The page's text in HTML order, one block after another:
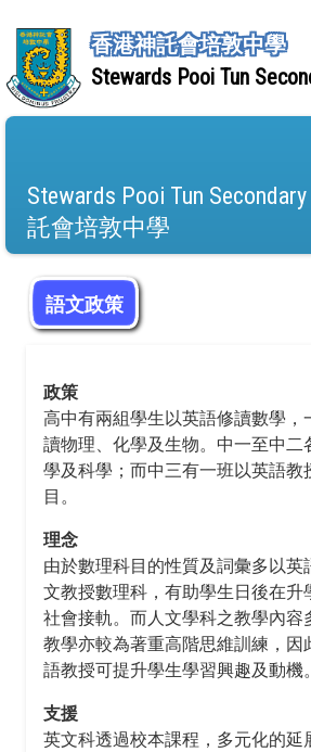
香港神託會培敦中學
Stewards Pooi Tun
Stewards Pooi Tun
託會培敦中學
語文政策
政策
高中有兩組學生以英語修讀數學，
讀物理、化學及生物。中一至中二
學及科學；而中三有一班以英語教
目。
理念
由於數理科目的性質及詞彙多以英
文教授數理科，有助學生日後在升
社會接軌。而人文學科之教學內容
教學亦較為著重高階思維訓練，因
語教授可提升學生學習興趣及動機。
支援
英文科透過校本課程，多元化的延